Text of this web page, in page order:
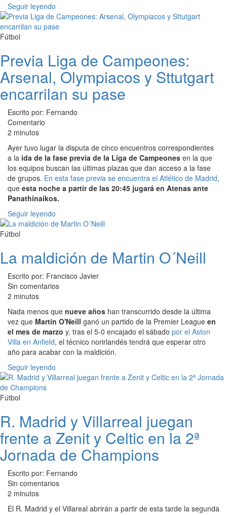
Seguir leyendo
Fútbol
Previa Liga de Campeones:
Arsenal, Olympiacos y Sttutgart
encarrilan su pase
Escrito por: Fernando
Comentario
2 minutos
Ayer tuvo lugar la disputa de cinco encuentros correspondientes
a la ida de la fase previa de la Liga de Campeones en la que
los equipos buscan las últimas plazas que dan acceso a la fase
de grupos. En esta fase previa se encuentra el Atlético de Madrid,
que esta noche a partir de las 20:45 jugará en Atenas ante
Panathinaikos.
Seguir leyendo
Fútbol
La maldición de Martin O´Neill
Escrito por: Francisco Javier
Sin comentarios
2 minutos
Nada menos que nueve años han transcurrido desde la última
vez que Martin O'Neill ganó un partido de la Premier League en
el mes de marzo y, tras el 5-0 encajado el sábado por el Aston
Villa en Anfield, el técnico norirlandés tendrá que esperar otro
año para acabar con la maldición.
Seguir leyendo
Fútbol
R. Madrid y Villarreal juegan
frente a Zenit y Celtic en la 2ª
Jornada de Champions
Escrito por: Fernando
Sin comentarios
2 minutos
El R. Madrid y el Villareal abrirán a partir de esta tarde la segunda